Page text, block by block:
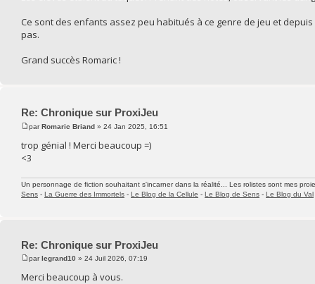
Ce sont des enfants assez peu habitués à ce genre de jeu et
pas.
Grand succès Romaric !
Re: Chronique sur ProxiJeu
parRomaric Briand » 24 Jan 2025, 16:51
trop génial ! Merci beaucoup =)
<3
Un personnage de fiction souhaitant s'incarner dans la réalité... Les rolistes sont mes
Sens - La Guerre des Immortels - Le Blog de la Cellule - Le Blog de Sens - Le Blog du Val
Re: Chronique sur ProxiJeu
parlegrand10 » 24 Juil 2026, 07:19
Merci beaucoup à vous.